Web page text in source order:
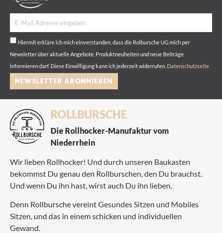
Hiermit erkläre ich mich einverstanden, dass die Rolbursche UG mich per
Newsletter über aktuelle Angebote, Produktneuheiten und neue Beiträge
informieren darf. Diese Einwilligung kann ich jederzeit widerrufen. Datenschutzseite
NEWSLETTER ABONNIEREN
ROLLBURSCHE
Die Rollhocker-Manufaktur vom
Niederrhein
Wir lieben Rollhocker! Und durch unseren Baukasten
bekommst Du genau den Rollburschen, den Du brauchst.
Und wenn Du ihn hast, wirst auch Du ihn lieben.
Denn Rollbursche vereint Gesundes Sitzen und Mobiles
Sitzen, und das in einem schicken und individuellen
Gewand.